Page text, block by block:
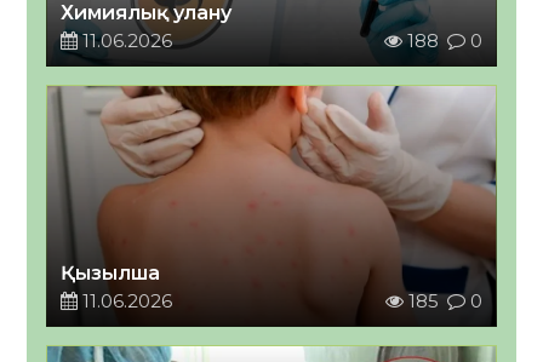
Химиялық улану
11.06.2026
188 0
Қызылша
11.06.2026
185 0